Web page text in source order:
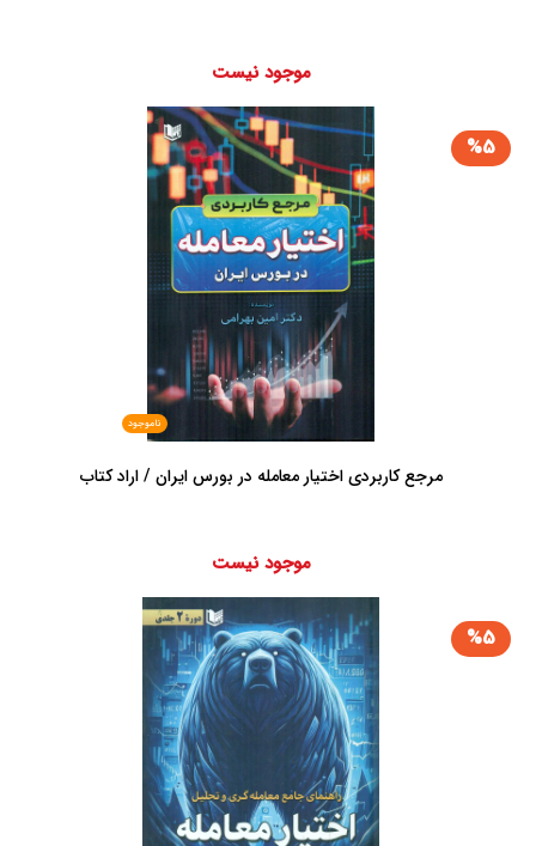
موجود نیست
%5
ناموجود
مرجع کاربردی اختیار معامله در بورس ایران / اراد کتاب
موجود نیست
%5